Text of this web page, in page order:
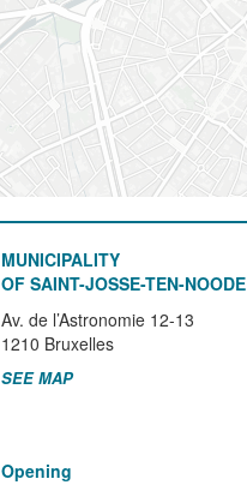
MUNICIPALITY
OF SAINT-JOSSE-TEN-NOODE
Av. de l’Astronomie 12-13
1210 Bruxelles
SEE MAP
Opening